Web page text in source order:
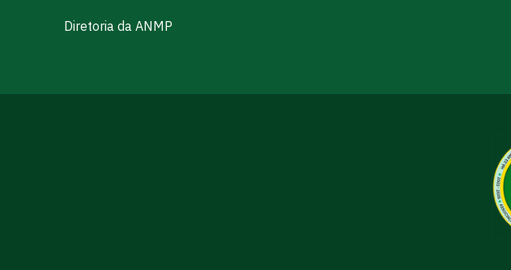
Diretoria da ANMP